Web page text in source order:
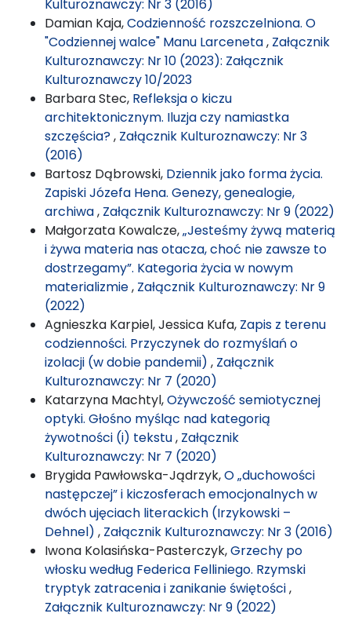
Kulturoznawczy: Nr 3 (2016)
Damian Kaja,Codzienność rozszczelniona. O
"Codziennej walce" Manu Larceneta, Załącznik
Kulturoznawczy: Nr 10 (2023): Załącznik
Kulturoznawczy 10/2023
Barbara Stec, Refleksja o kiczu
architektonicznym. Iluzja czy namiastka
szczęścia?, Załącznik Kulturoznawczy: Nr 3
(2016)
Bartosz Dąbrowski, Dziennik jako forma życia.
Zapiski Józefa Hena. Genezy, genealogie,
archiwa, Załącznik Kulturoznawczy: Nr 9 (2022)
Małgorzata Kowalcze,„Jesteśmy żywą materią
i żywa materia nas otacza, choć nie zawsze to
dostrzegamy”. Kategoria życia w nowym
materializmie, Załącznik Kulturoznawczy: Nr 9
(2022)
Agnieszka Karpiel, Jessica Kufa, Zapis z terenu
codzienności. Przyczynek do rozmyślań o
izolacji (w dobie pandemii) , Załącznik
Kulturoznawczy: Nr 7 (2020)
Katarzyna Machtyl,Ożywczość semiotycznej
optyki. Głośno myśląc nad kategorią
żywotności (i) tekstu, Załącznik
Kulturoznawczy: Nr 7 (2020)
Brygida Pawłowska-Jądrzyk,O „duchowości
następczej” i kiczosferach emocjonalnych w
dwóch ujęciach literackich (Irzykowski –
Dehnel) , Załącznik Kulturoznawczy: Nr 3 (2016)
Iwona Kolasińska-Pasterczyk,Grzechy po
włosku według Federica Felliniego. Rzymski
tryptyk zatracenia i zanikanie świętości,
Załącznik Kulturoznawczy: Nr 9 (2022)